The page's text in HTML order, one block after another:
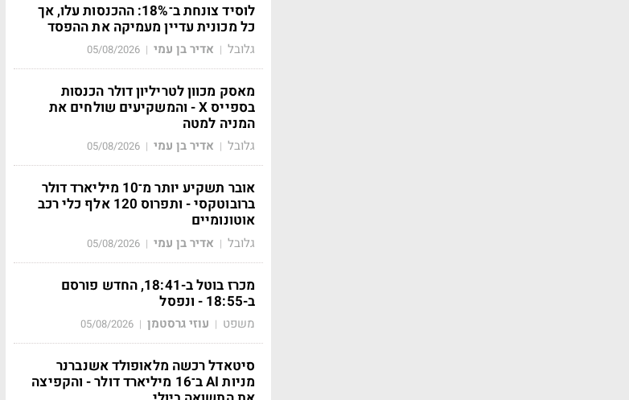
לוסיד צונחת ב־18%: ההכנסות עלו, אך
כל מכונית עדיין מעמיקה את ההפסד
גלובל | אדיר בן עמי |
05/08/2026
מאסק מכוון לטריליון דולר הכנסות
בספייס X - והמשקיעים שולחים את
המניה למטה
גלובל | אדיר בן עמי |
05/08/2026
אובר תשקיע יותר מ־10 מיליארד דולר
ברובוטקסי - ותפרוס 120 אלף כלי רכב
אוטונומיים
גלובל | אדיר בן עמי |
05/08/2026
מכרז בוטל ב-18:41, החדש פורסם
ב-18:55 - ונפסל
משפט | עוזי גרסטמן |
05/08/2026
סיטאדל רכשה מלאופולד אשנברנר
מניות AI ב־16 מיליארד דולר - והקפיצה